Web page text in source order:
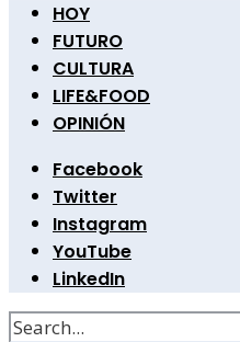
HOY
FUTURO
CULTURA
LIFE&FOOD
OPINIÓN
Facebook
Twitter
Instagram
YouTube
LinkedIn